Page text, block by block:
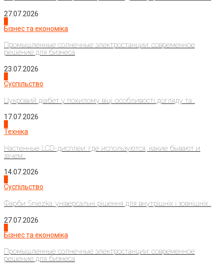
27.07.2026
Бізнес та економіка
Промышленные солнечные электростанции: современное
решение для бизнеса
23.07.2026
Суспільство
Цукровий діабет у похилому віці: особливості догляду та...
17.07.2026
Техніка
Настенные LCD-дисплеи: где используются, какие бывают и
зачем...
14.07.2026
Суспільство
Фарби Sniezka: універсальні рішення для внутрішніх і зовнішніх...
27.07.2026
Бізнес та економіка
Промышленные солнечные электростанции: современное
решение для бизнеса